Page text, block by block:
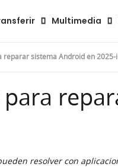
Multimedia
reparar sistema Android en 2025-
resolver con